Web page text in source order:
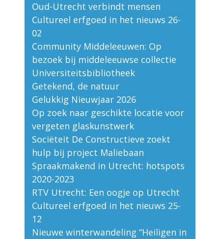
Oud-Utrecht verbindt mensen
Cultureel erfgoed in het nieuws 26-
02
Community Middeleeuwen: Op
bezoek bij middeleeuwse collectie
Universiteitsbibliotheek
Getekend, de natuur
Gelukkig Nieuwjaar 2026
Op zoek naar geschikte locatie voor
vergeten glaskunstwerk
Sociëteit De Constructieve zoekt
hulp bij project Maliebaan
Spraakmakend in Utrecht: hotspots
2020-2023
RTV Utrecht: Een oogje op Utrecht
Cultureel erfgoed in het nieuws 25-
12
Nieuwe winterwandeling “Heiligen in